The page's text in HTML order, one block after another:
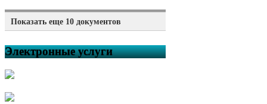
Показать еще 10 документов
поведении детей на воде!
Жаркие дни мая — повод
Электронные услуги